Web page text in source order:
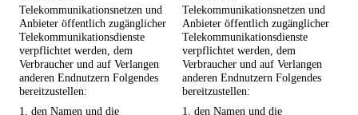
Telekommunikationsnetzen und
Anbieter öffentlich zugänglicher
Telekommunikationsdienste
verpflichtet werden, dem
Verbraucher und auf Verlangen
anderen Endnutzern Folgendes
bereitzustellen:
Telekommunikationsnetzen und
Anbieter öffentlich zugänglicher
Telekommunikationsdienste
verpflichtet werden, dem
Verbraucher und auf Verlangen
anderen Endnutzern Folgendes
bereitzustellen:
1. den Namen und die
1. den Namen und die